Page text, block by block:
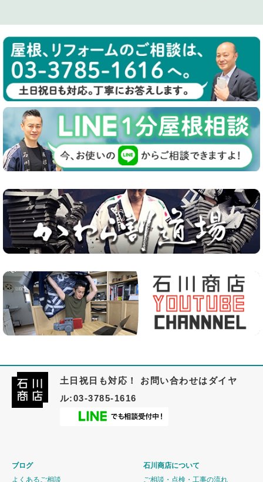
土日祝日も対応！ お問い合わせはダイヤ
ル:03-3785-1616
ブログ
よくあるご相談
石川商店について
ご相談・点検・工事の流れ